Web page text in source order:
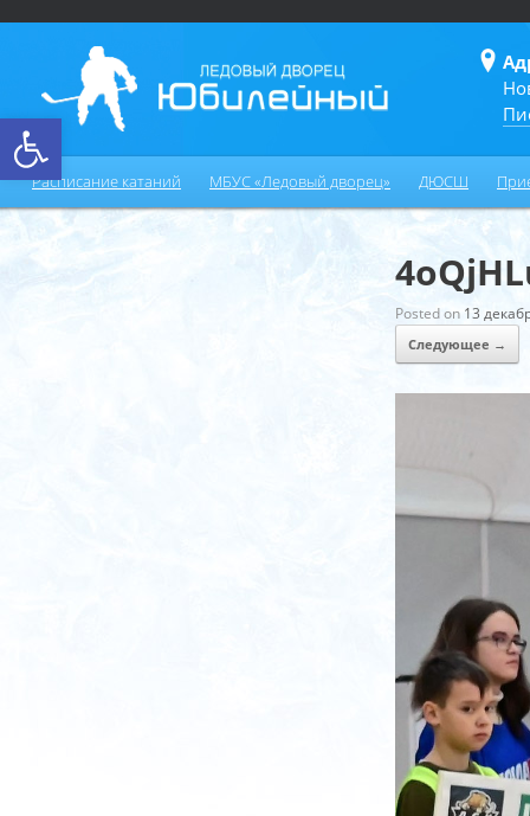
Открыть панель инструментов
Расписание катаний МБУС «Ледовый дворец» ДЮСШ
Posted on 13
Следующее →